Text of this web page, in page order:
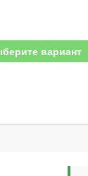
вариант